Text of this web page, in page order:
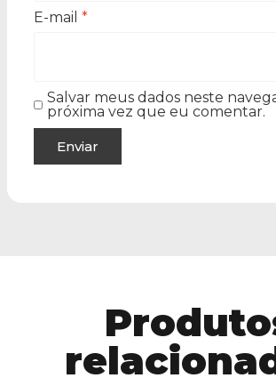
E-mail *
Salvar meus dados neste
próxima vez que eu comentar.